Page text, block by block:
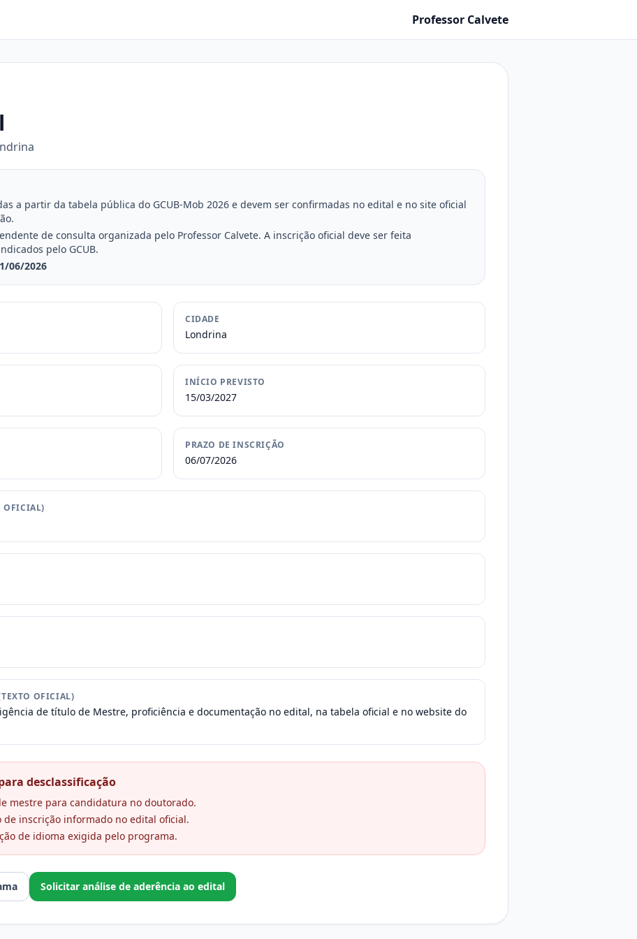
Professor Calvete
a partir da tabela pública do GCUB-Mob 2026 e devem ser confirmadas no edital e no site oficial
de consulta organizada pelo Professor Calvete. A inscrição oficial deve ser feita
pelo GCUB.
06/2026
CIDADE
Londrina
INÍCIO PREVISTO
15/03/2027
PRAZO DE INSCRIÇÃO
06/07/2026
OFICIAL)
OFICIAL)
de título de Mestre, proficiência e documentação no edital, na tabela oficial e no website do
desclassificação
mestre para candidatura no doutorado.
de inscrição informado no edital oficial.
de idioma exigida pelo programa.
Solicitar análise de aderência ao edital